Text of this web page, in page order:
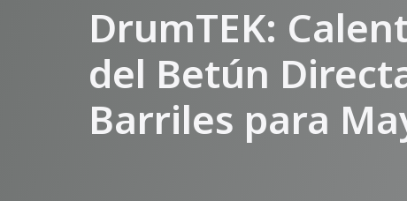
DrumTEK:
del Betún
Barriles para